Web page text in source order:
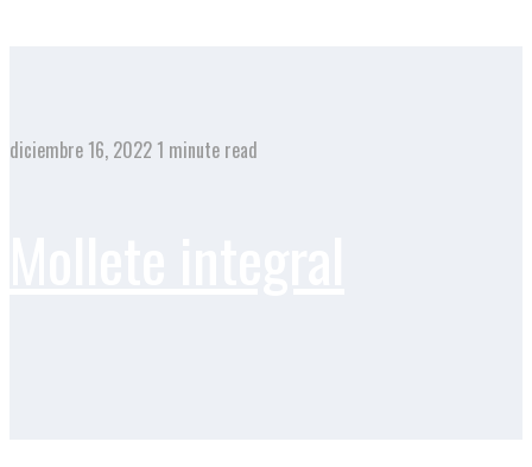
diciembre 16, 2022 1 minute read